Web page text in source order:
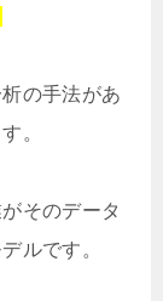
の手法があ
。
そのデータ
ルです。